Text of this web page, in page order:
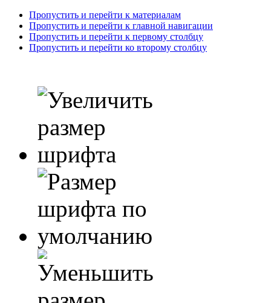
Пропустить и перейти к материалам
Пропустить и перейти к главной навигации
Пропустить и перейти к первому столбцу
Пропустить и перейти ко второму столбцу